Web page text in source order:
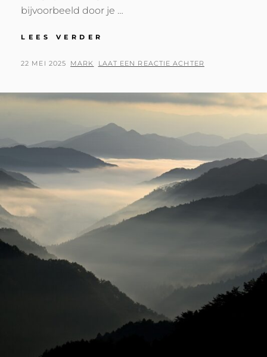
bijvoorbeeld door je …
LEES VERDER
MET
OVERZICHTELIJKE
GEPLAATST
22 MEI 2025 BY
MARK LAAT EEN REACTIE ACHTER